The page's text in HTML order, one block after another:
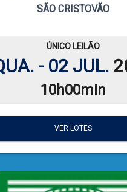
SÃO CRISTOVÃO
ÚNICO LEILÃO
- 02 JUL.
10h00min
VER LOTES
VER PLANILHA DE LEILÃO
VER LOTES